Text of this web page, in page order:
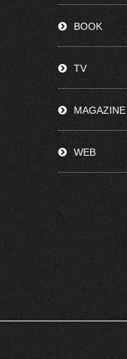
BOOK
TV
MAGAZINE
WEB